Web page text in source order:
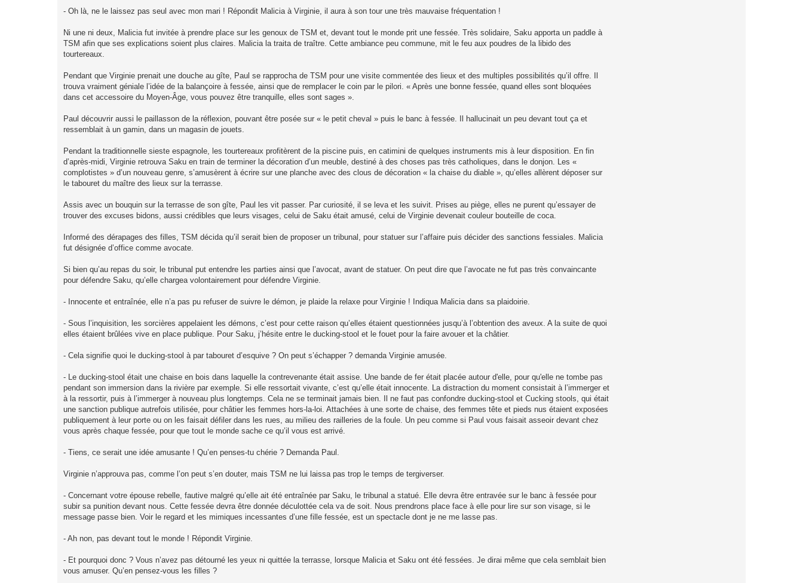
- Oh là, ne le laissez pas seul avec mon mari ! Répondit Malicia à Virginie, il aura à son tour une très mauvaise fréquentation !
Ni une ni deux, Malicia fut invitée à prendre place sur les genoux de TSM et, devant tout le monde prit une fessée. Très solidaire, Saku apporta un paddle à
TSM afin que ses explications soient plus claires. Malicia la traita de traître. Cette ambiance peu commune, mit le feu aux poudres de la libido des
tourtereaux.
Pendant que Virginie prenait une douche au gîte, Paul se rapprocha de TSM pour une visite commentée des lieux et des multiples possibilités qu’il offre. Il
trouva vraiment géniale l’idée de la balançoire à fessée, ainsi que de remplacer le coin par le pilori. « Après une bonne fessée, quand elles sont bloquées
dans cet accessoire du Moyen-Âge, vous pouvez être tranquille, elles sont sages ».
Paul découvrir aussi le paillasson de la réflexion, pouvant être posée sur « le petit cheval » puis le banc à fessée. Il hallucinait un peu devant tout ça et
ressemblait à un gamin, dans un magasin de jouets.
Pendant la traditionnelle sieste espagnole, les tourtereaux profitèrent de la piscine puis, en catimini de quelques instruments mis à leur disposition. En fin
d’après-midi, Virginie retrouva Saku en train de terminer la décoration d’un meuble, destiné à des choses pas très catholiques, dans le donjon. Les «
complotistes » d’un nouveau genre, s’amusèrent à écrire sur une planche avec des clous de décoration « la chaise du diable », qu’elles allèrent déposer sur
le tabouret du maître des lieux sur la terrasse.
Assis avec un bouquin sur la terrasse de son gîte, Paul les vit passer. Par curiosité, il se leva et les suivit. Prises au piège, elles ne purent qu’essayer de
trouver des excuses bidons, aussi crédibles que leurs visages, celui de Saku était amusé, celui de Virginie devenait couleur bouteille de coca.
Informé des dérapages des filles, TSM décida qu’il serait bien de proposer un tribunal, pour statuer sur l’affaire puis décider des sanctions fessiales. Malicia
fut désignée d’office comme avocate.
Si bien qu’au repas du soir, le tribunal put entendre les parties ainsi que l’avocat, avant de statuer. On peut dire que l’avocate ne fut pas très convaincante
pour défendre Saku, qu’elle chargea volontairement pour défendre Virginie.
- Innocente et entraînée, elle n’a pas pu refuser de suivre le démon, je plaide la relaxe pour Virginie ! Indiqua Malicia dans sa plaidoirie.
- Sous l’inquisition, les sorcières appelaient les démons, c’est pour cette raison qu’elles étaient questionnées jusqu’à l’obtention des aveux. A la suite de quoi
elles étaient brûlées vive en place publique. Pour Saku, j’hésite entre le ducking-stool et le fouet pour la faire avouer et la châtier.
- Cela signifie quoi le ducking-stool à par tabouret d’esquive ? On peut s’échapper ? demanda Virginie amusée.
- Le ducking-stool était une chaise en bois dans laquelle la contrevenante était assise. Une bande de fer était placée autour d'elle, pour qu'elle ne tombe pas
pendant son immersion dans la rivière par exemple. Si elle ressortait vivante, c’est qu’elle était innocente. La distraction du moment consistait à l’immerger et
à la ressortir, puis à l’immerger à nouveau plus longtemps. Cela ne se terminait jamais bien. Il ne faut pas confondre ducking-stool et Cucking stools, qui était
une sanction publique autrefois utilisée, pour châtier les femmes hors-la-loi. Attachées à une sorte de chaise, des femmes tête et pieds nus étaient exposées
publiquement à leur porte ou on les faisait défiler dans les rues, au milieu des railleries de la foule. Un peu comme si Paul vous faisait asseoir devant chez
vous après chaque fessée, pour que tout le monde sache ce qu’il vous est arrivé.
- Tiens, ce serait une idée amusante ! Qu’en penses-tu chérie ? Demanda Paul.
Virginie n’approuva pas, comme l’on peut s’en douter, mais TSM ne lui laissa pas trop le temps de tergiverser.
- Concernant votre épouse rebelle, fautive malgré qu’elle ait été entraînée par Saku, le tribunal a statué. Elle devra être entravée sur le banc à fessée pour
subir sa punition devant nous. Cette fessée devra être donnée déculottée cela va de soit. Nous prendrons place face à elle pour lire sur son visage, si le
message passe bien. Voir le regard et les mimiques incessantes d’une fille fessée, est un spectacle dont je ne me lasse pas.
- Ah non, pas devant tout le monde ! Répondit Virginie.
- Et pourquoi donc ? Vous n’avez pas détourné les yeux ni quittée la terrasse, lorsque Malicia et Saku ont été fessées. Je dirai même que cela semblait bien
vous amuser. Qu’en pensez-vous les filles ?